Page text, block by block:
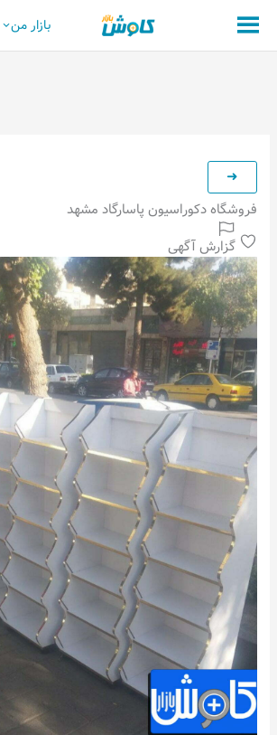
محتوا
بازار من
فروشگاه دکوراسیون پاسارگاد مشهد
گزارش آگهی